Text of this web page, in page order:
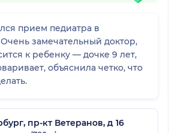
прием педиатра в
замечательный доктор,
к ребенку — дочке 9 лет,
объяснила четко, что
пр-кт Ветеранов, д 16